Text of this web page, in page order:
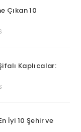
Çıkan 10
Kaplıcalar:
İyi 10 Şehir ve